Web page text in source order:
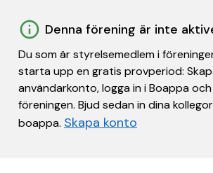
Denna förening är inte
Du som är styrelsemedlem i
starta upp en gratis provperiod:
användarkonto, logga in i Boappa
föreningen. Bjud sedan in dina
boappa. Skapa konto